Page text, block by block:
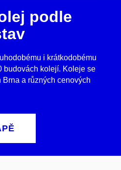
podle
i krátkodobému
budovách kolejí. Koleje se
a různých cenových